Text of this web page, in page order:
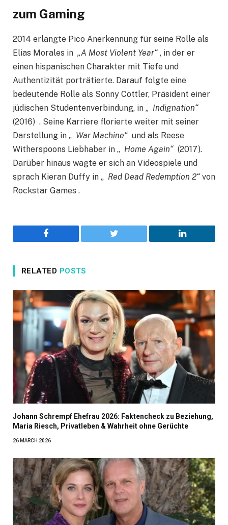
zum Gaming
2014 erlangte Pico Anerkennung für seine Rolle als
Elias Morales in „A Most Violent Year“ , in der er
einen hispanischen Charakter mit Tiefe und
Authentizität porträtierte. Darauf folgte eine
bedeutende Rolle als Sonny Cottler, Präsident einer
jüdischen Studentenverbindung, in „ Indignation“
(2016) . Seine Karriere florierte weiter mit seiner
Darstellung in „ War Machine“ und als Reese
Witherspoons Liebhaber in „ Home Again“ (2017).
Darüber hinaus wagte er sich an Videospiele und
sprach Kieran Duffy in „ Red Dead Redemption 2“ von
Rockstar Games .
Facebook Twitter LinkedIn
RELATED POSTS
Johann Schrempf Ehefrau 2026: Faktencheck zu Beziehung,
Maria Riesch, Privatleben & Wahrheit ohne Gerüchte
26 MARCH 2026